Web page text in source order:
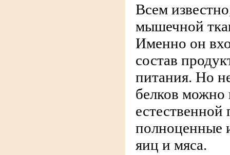
Всем
мышечной
Именно он
состав
питания. Но
белков можно
полноценные
яиц и мяса.